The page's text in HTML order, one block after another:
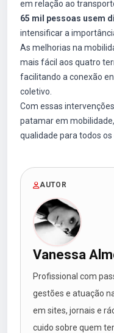
em relação ao
65 mil pessoas usem
intensificar a
As melhorias na
mais fácil aos quatro
facilitando a conexão
coletivo.
Com essas
patamar em
qualidade para todos os
AUTOR
Vanessa
Profissional com
gestões e atuação
em sites, jornais e
cuido sobre quem